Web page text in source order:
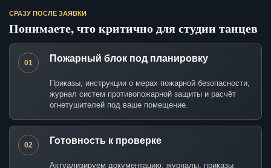
СРАЗУ ПОСЛЕ ЗАЯВКИ
Понимаете, что критично для студии танцев
01 Пожарный блок под планировку
Приказы, инструкции о мерах пожарной безопасности,
журнал систем противопожарной защиты и расчёт
огнетушителей под ваше помещение.
02 Готовность к проверке
Актуализируем документацию, журналы, приказы